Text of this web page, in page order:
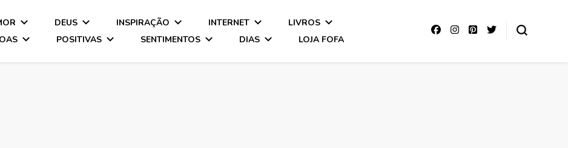
DEUS INSPIRAÇÃO INTERNET
LIVROS
POSITIVAS SENTIMENTOS DIAS LOJA FOFA